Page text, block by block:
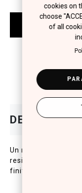
Un rouge a levres
resistant, aux
finition mate et
cookies on
choose
of all